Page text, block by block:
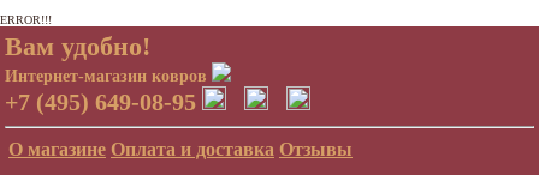
ERROR!!!
Вам удобно!
Интернет-магазин ковров
+7 (495) 649-08-95
О магазине Оплата и доставка Отзывы